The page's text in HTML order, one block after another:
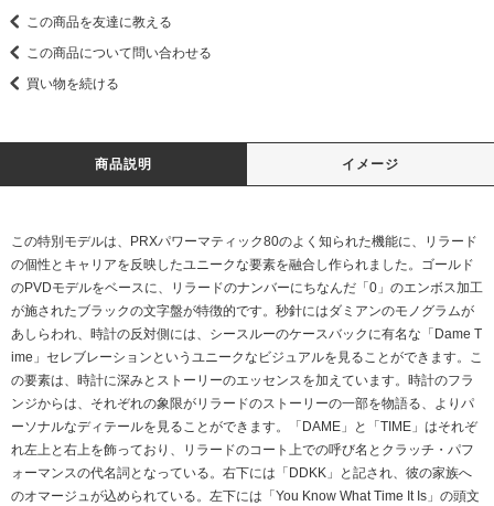
この商品を友達に教える
この商品について問い合わせる
買い物を続ける
商品説明 イメージ
この特別モデルは、PRXパワーマティック80のよく知られた機能に、リラード
の個性とキャリアを反映したユニークな要素を融合し作られました。ゴールド
のPVDモデルをベースに、リラードのナンバーにちなんだ「0」のエンボス加工
が施されたブラックの文字盤が特徴的です。秒針にはダミアンのモノグラムが
あしらわれ、時計の反対側には、シースルーのケースバックに有名な「Dame T
ime」セレブレーションというユニークなビジュアルを見ることができます。こ
の要素は、時計に深みとストーリーのエッセンスを加えています。時計のフラ
ンジからは、それぞれの象限がリラードのストーリーの一部を物語る、よりパ
ーソナルなディテールを見ることができます。「DAME」と「TIME」はそれぞ
れ左上と右上を飾っており、リラードのコート上での呼び名とクラッチ・パフ
ォーマンスの代名詞となっている。右下には「DDKK」と記され、彼の家族へ
のオマージュが込められている。左下には「You Know What Time It Is」の頭文